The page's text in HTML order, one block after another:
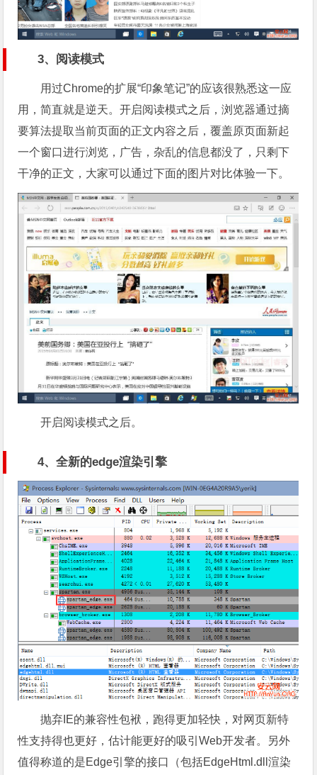
3、阅读模式
用过Chrome的扩展“印象笔记”的应该很熟悉这一应
用，简直就是逆天。开启阅读模式之后，浏览器通过摘
要算法提取当前页面的正文内容之后，覆盖原页面新起
一个窗口进行浏览，广告，杂乱的信息都没了，只剩下
干净的正文，大家可以通过下面的图片对比体验一下。
开启阅读模式之后。
4、全新的edge渲染引擎
抛弃IE的兼容性包袱，跑得更加轻快，对网页新特
性支持得也更好，估计能更好的吸引Web开发者。另外
值得称道的是Edge引擎的接口（包括EdgeHtml.dll渲染